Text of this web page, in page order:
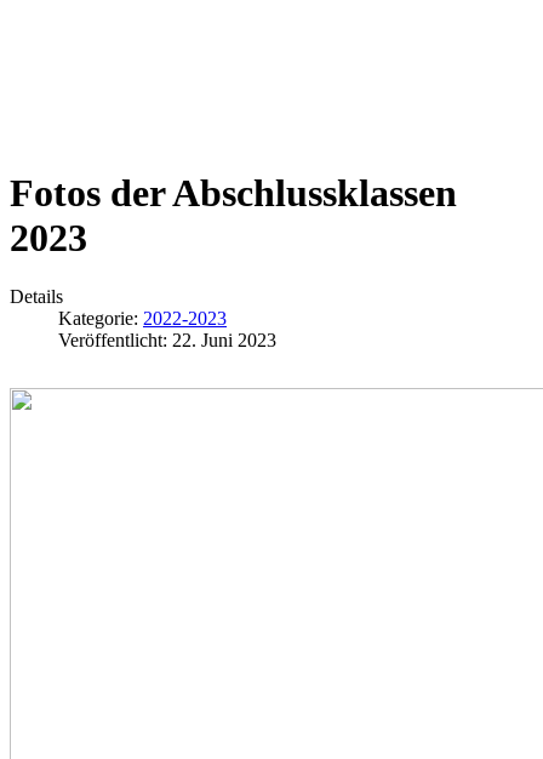
Fotos der Abschlussklassen
2023
Details
Kategorie: 2022-2023
Veröffentlicht: 22. Juni 2023